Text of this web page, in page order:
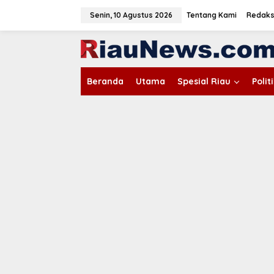
Senin, 10 Agustus 2026 Tentang Kami
Beranda Utama Spesial Riau